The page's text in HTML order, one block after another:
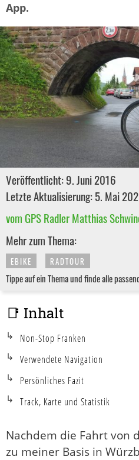
App.
Veröffentlicht: 9. Juni 2016
Letzte Aktualisierung: 5. Mai
vom GPS Radler Matthias
Mehr zum Thema:
EBIKE RADTOUR
Tippe auf ein Thema und finde alle
Nachdem die Fahrt von
zu meiner Basis in
📑 Inhalt
Non-Stop Franken
Verwendete Navigation
Persönliches Fazit
Track, Karte und Statistik